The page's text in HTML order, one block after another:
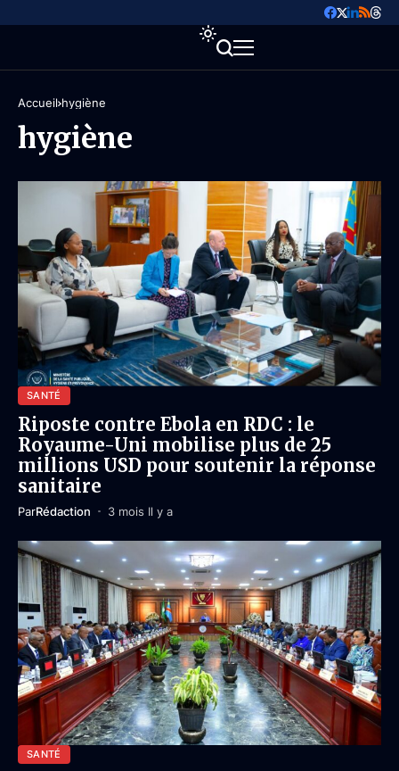
Accueil hygiène
hygiène
SANTÉ
Riposte contre Ebola en RDC : le
Royaume-Uni mobilise plus de 25
millions USD pour soutenir la réponse
sanitaire
ParRédaction 3 mois Il y a
SANTÉ